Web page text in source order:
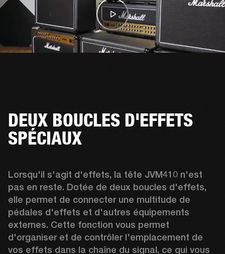
DEUX BOUCLES D'EFFETS
SPÉCIAUX
Lorsqu'il s'agit d'effets, la tête JVM410 n'est
pas en reste. Dotée de deux boucles d'effets,
elle permet de connecter une multitude de
pédales d'effets et d'autres équipements
externes. Cette fonction vous permet
d'organiser et de contrôler l'emplacement de
vos effets dans la chaîne du signal, ce qui vous